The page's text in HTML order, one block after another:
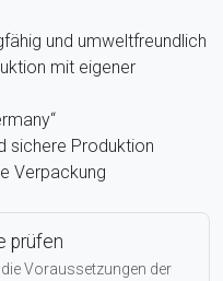
und umweltfreundlich
mit eigener
sichere Produktion
Verpackung
prüfen
Voraussetzungen der